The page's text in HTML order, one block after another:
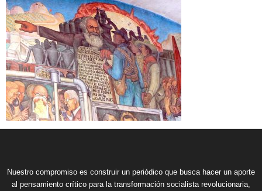
Nuestro compromiso es construir un periódico que busca hacer un aporte
al pensamiento crítico para la transformación socialista revolucionaria,